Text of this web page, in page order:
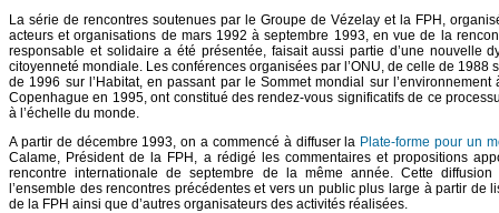
La série de rencontres soutenues par le Groupe de Vézelay et la FPH,
acteurs et organisations de mars 1992 à septembre 1993, en vue de la
responsable et solidaire a été présentée, faisait aussi partie d’une nouvelle
citoyenneté mondiale. Les conférences organisées par l’ONU, de celle de 1988
de 1996 sur l’Habitat, en passant par le Sommet mondial sur
Copenhague en 1995, ont constitué des rendez-vous significatifs de ce
à l’échelle du monde.
A partir de décembre 1993, on a commencé à diffuser la Plate-forme pour un
Calame, Président de la FPH, a rédigé les commentaires et propositions
rencontre internationale de septembre de la même année. Cette diffusion
l’ensemble des rencontres précédentes et vers un public plus large à partir de
de la FPH ainsi que d’autres organisateurs des activités réalisées.